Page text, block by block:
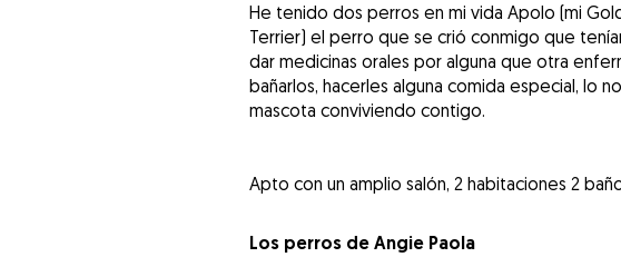
He tenido dos perros en mi vida Apolo (mi
Terrier) el perro que se crió conmigo que
dar medicinas orales por alguna que otra
bañarlos, hacerles alguna comida especial, lo
mascota conviviendo contigo.
Apto con un amplio salón, 2 habitaciones 2
Los perros de Angie Paola